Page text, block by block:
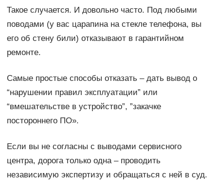
Такое случается. И довольно часто. Под любыми
поводами (у вас царапина на стекле телефона, вы
его об стену били) отказывают в гарантийном
ремонте.
Самые простые способы отказать – дать вывод о
“нарушении правил эксплуатации” или
“вмешательстве в устройство”, ”закачке
постороннего ПО».
Если вы не согласны с выводами сервисного
центра, дорога только одна – проводить
независимую экспертизу и обращаться с ней в суд.